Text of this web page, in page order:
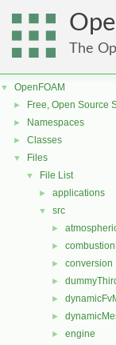
The
▼ OpenFOAM
► Free, Open Source
► Namespaces
► Classes
▼ Files
▼ File List
► applications
▼ src
►
►
► conversion
►
►
►
► engine